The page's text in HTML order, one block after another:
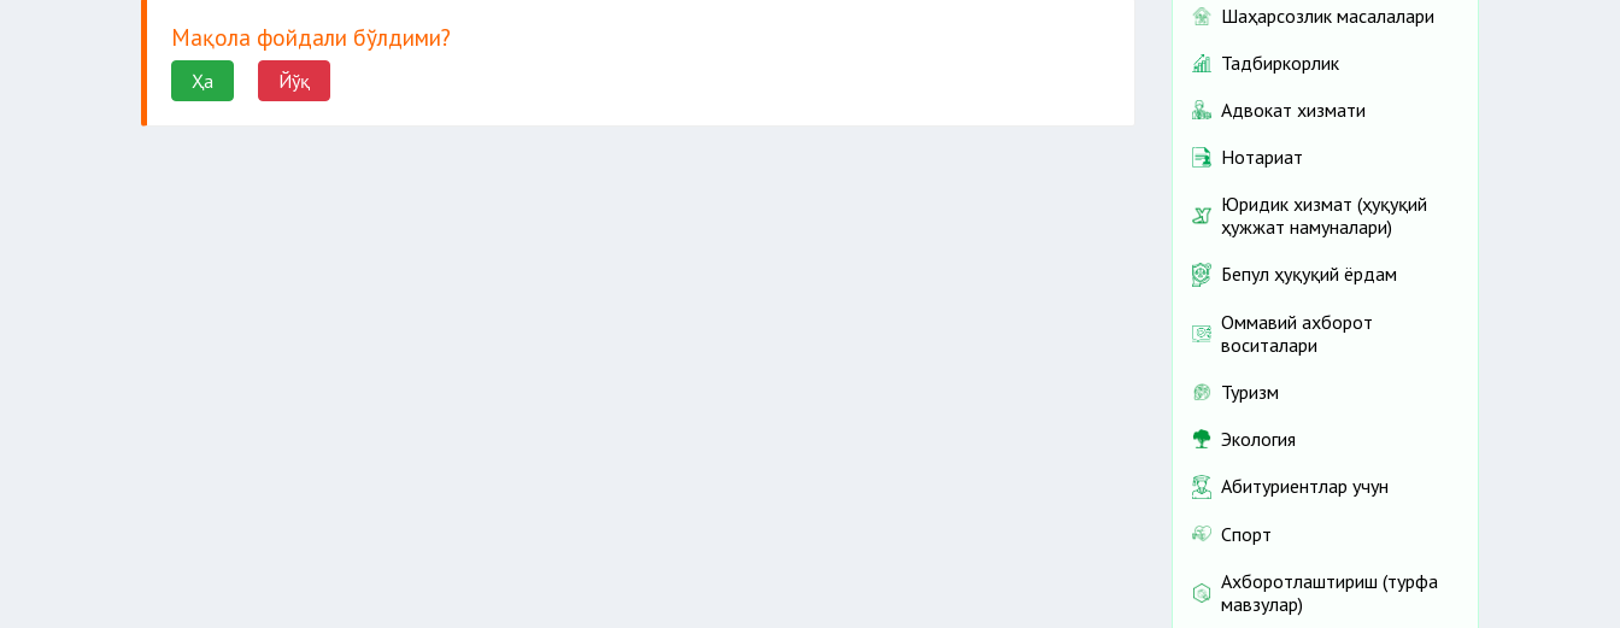
Мақола фойдали бўлдими?
Ҳа Йўқ
Шаҳарсозлик масалалари
Тадбиркорлик
Адвокат хизмати
Нотариат
Юридик хизмат (ҳуқуқий
ҳужжат намуналари)
Бепул ҳуқуқий ёрдам
Оммавий ахборот
воситалари
Туризм
Экология
Абитуриентлар учун
Спорт
Ахборотлаштириш (турфа
мавзулар)